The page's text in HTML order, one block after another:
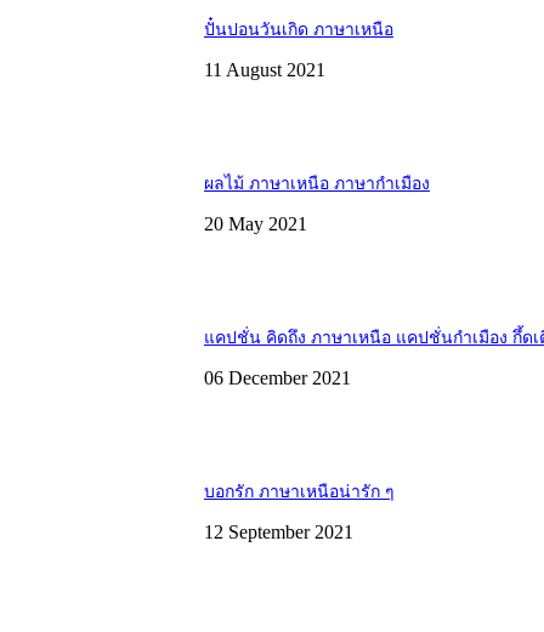
ปั๋นปอนวันเกิด ภาษาเหนือ
11 August 2021
ผลไม้ ภาษาเหนือ ภาษากำเมือง
20 May 2021
แคปชั่น คิดถึง ภาษาเหนือ แคปชั่นกำเมือง กึ้ดเ
06 December 2021
บอกรัก ภาษาเหนือน่ารัก ๆ
12 September 2021